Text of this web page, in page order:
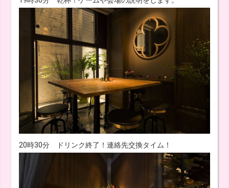
20時30分 ドリンク終了！連絡先交換タイム！